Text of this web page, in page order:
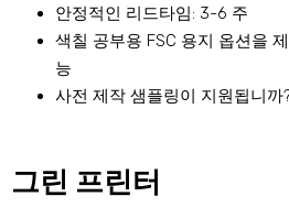
안정적인 리드타임: 3-6 주
색칠 공부용 FSC 용지 옵션을
능
사전 제작 샘플링이 지원됩니까
그린 프린터